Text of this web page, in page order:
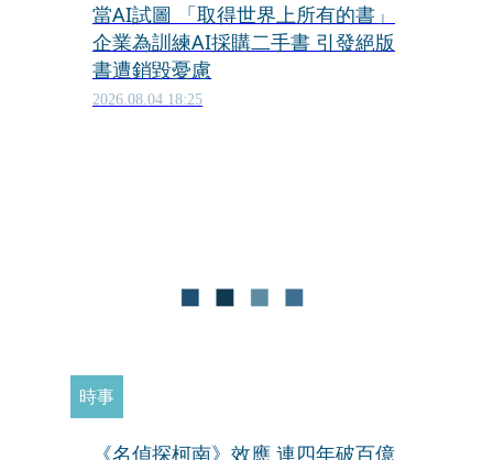
當AI試圖 「取得世界上所有的書」
企業為訓練AI採購二手書 引發絕版
書遭銷毀憂慮
2026.08.04 18:25
時事
《名偵探柯南》效應 連四年破百億